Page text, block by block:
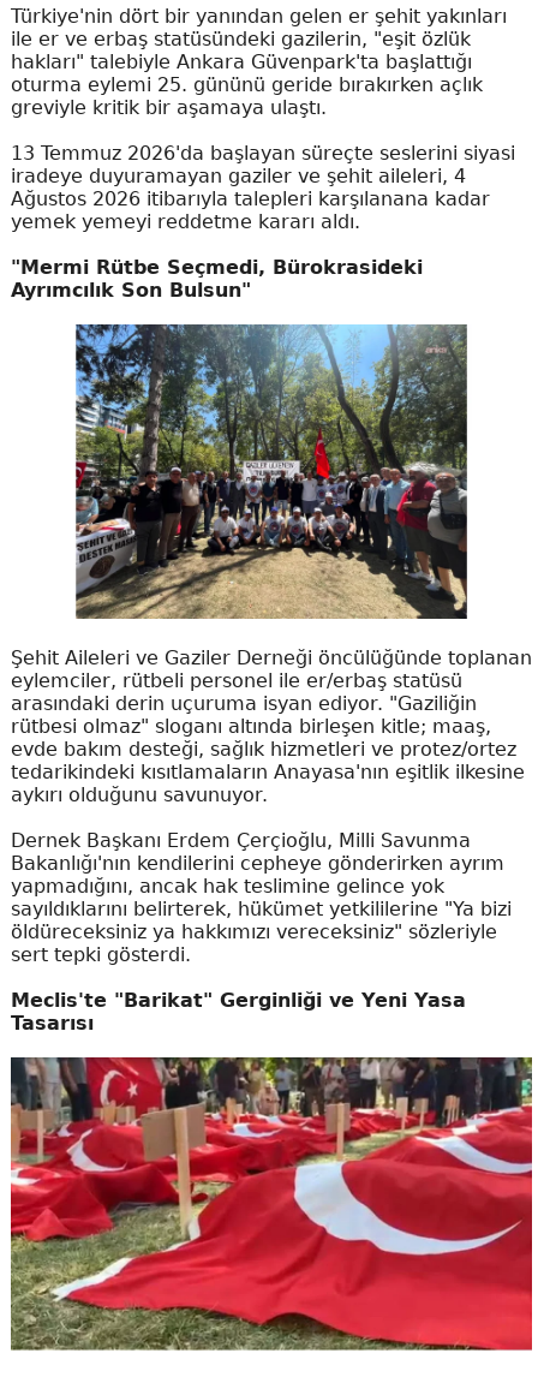
Türkiye'nin dört bir yanından gelen er şehit yakınları
ile er ve erbaş statüsündeki gazilerin, "eşit özlük
hakları" talebiyle Ankara Güvenpark'ta başlattığı
oturma eylemi 25. gününü geride bırakırken açlık
greviyle kritik bir aşamaya ulaştı.
13 Temmuz 2026'da başlayan süreçte seslerini siyasi
iradeye duyuramayan gaziler ve şehit aileleri, 4
Ağustos 2026 itibarıyla talepleri karşılanana kadar
yemek yemeyi reddetme kararı aldı.
"Mermi Rütbe Seçmedi, Bürokrasideki
Ayrımcılık Son Bulsun"
Şehit Aileleri ve Gaziler Derneği öncülüğünde toplanan
eylemciler, rütbeli personel ile er/erbaş statüsü
arasındaki derin uçuruma isyan ediyor. "Gaziliğin
rütbesi olmaz" sloganı altında birleşen kitle; maaş,
evde bakım desteği, sağlık hizmetleri ve protez/ortez
tedarikindeki kısıtlamaların Anayasa'nın eşitlik ilkesine
aykırı olduğunu savunuyor.
Dernek Başkanı Erdem Çerçioğlu, Milli Savunma
Bakanlığı'nın kendilerini cepheye gönderirken ayrım
yapmadığını, ancak hak teslimine gelince yok
sayıldıklarını belirterek, hükümet yetkililerine "Ya bizi
öldüreceksiniz ya hakkımızı vereceksiniz" sözleriyle
sert tepki gösterdi.
Meclis'te "Barikat" Gerginliği ve Yeni Yasa
Tasarısı